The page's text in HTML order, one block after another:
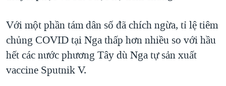
Với một phần tám dân số đã chích ngừa, tỉ lệ tiêm
chủng COVID tại Nga thấp hơn nhiều so với hầu
hết các nước phương Tây dù Nga tự sản xuất
vaccine Sputnik V.